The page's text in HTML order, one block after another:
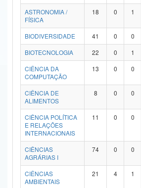
Secretaria de Governo
Advocacia-Geral da União
Banco Central do Brasil
ASTRONOMIA /
FÍSICA
18 0 1
BIODIVERSIDADE 41 0 0
BIOTECNOLOGIA
22 0 1
CIÊNCIA DA
COMPUTAÇÃO
13 0 0
CIÊNCIA DE
ALIMENTOS
8 0 0
CIÊNCIA POLÍTICA
E RELAÇÕES
INTERNACIONAIS
11 0 0
CIÊNCIAS
AGRÁRIAS I
74 0 0
CIÊNCIAS
AMBIENTAIS
21 4 1